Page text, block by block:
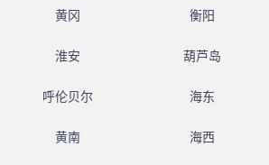
黄冈 衡阳
淮安 葫芦岛
呼伦贝尔 海东
黄南 海西